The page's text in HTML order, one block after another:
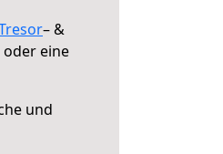
– &
oder eine
und